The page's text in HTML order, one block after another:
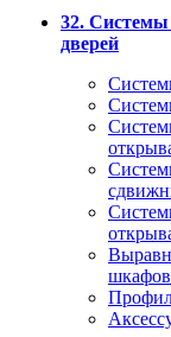
32.
дверей
шкафов